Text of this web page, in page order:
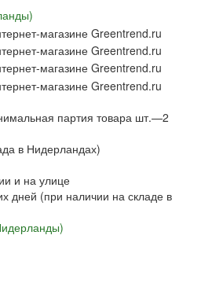
партия товара шт.—2
в Нидерландах)
и на улице
дней (при наличии на складе в